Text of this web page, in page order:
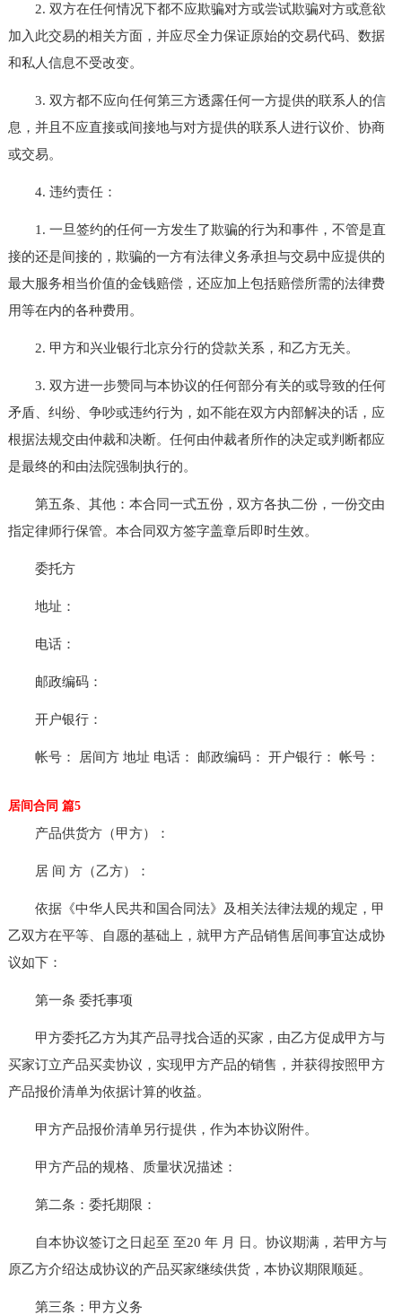
2. 双方在任何情况下都不应欺骗对方或尝试欺骗对方或意欲
加入此交易的相关方面，并应尽全力保证原始的交易代码、数据
和私人信息不受改变。
3. 双方都不应向任何第三方透露任何一方提供的联系人的信
息，并且不应直接或间接地与对方提供的联系人进行议价、协商
或交易。
4. 违约责任：
1. 一旦签约的任何一方发生了欺骗的行为和事件，不管是直
接的还是间接的，欺骗的一方有法律义务承担与交易中应提供的
最大服务相当价值的金钱赔偿，还应加上包括赔偿所需的法律费
用等在内的各种费用。
2. 甲方和兴业银行北京分行的贷款关系，和乙方无关。
3. 双方进一步赞同与本协议的任何部分有关的或导致的任何
矛盾、纠纷、争吵或违约行为，如不能在双方内部解决的话，应
根据法规交由仲裁和决断。任何由仲裁者所作的决定或判断都应
是最终的和由法院强制执行的。
第五条、其他：本合同一式五份，双方各执二份，一份交由
指定律师行保管。本合同双方签字盖章后即时生效。
委托方
地址：
电话：
邮政编码：
开户银行：
帐号： 居间方 地址 电话： 邮政编码： 开户银行： 帐号：
居间合同 篇5
产品供货方（甲方）：
居 间 方（乙方）：
依据《中华人民共和国合同法》及相关法律法规的规定，甲
乙双方在平等、自愿的基础上，就甲方产品销售居间事宜达成协
议如下：
第一条 委托事项
甲方委托乙方为其产品寻找合适的买家，由乙方促成甲方与
买家订立产品买卖协议，实现甲方产品的销售，并获得按照甲方
产品报价清单为依据计算的收益。
甲方产品报价清单另行提供，作为本协议附件。
甲方产品的规格、质量状况描述：
第二条：委托期限：
自本协议签订之日起至 至20 年 月 日。协议期满，若甲方与
原乙方介绍达成协议的产品买家继续供货，本协议期限顺延。
第三条：甲方义务